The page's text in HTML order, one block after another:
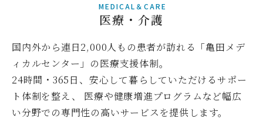
MEDICAL＆CARE
医療・介護
国内外から連日2,000人もの患者が訪れる「亀田メデ
ィカルセンター」の医療支援体制。
24時間・365日、安心して暮らしていただけるサポー
ト体制を整え、
医療や健康増進プログラムなど幅広
い分野での専門性の高いサービスを提供します。